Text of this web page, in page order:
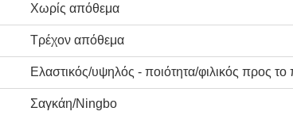
Χωρίς απόθεμα
Τρέχον απόθεμα
Ελαστικός/υψηλός - ποιότητα/φιλικός προς το
Σαγκάη/Ningbo